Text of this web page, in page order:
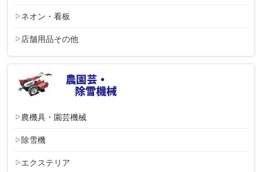
ネオン・看板
店舗用品その他
農機具・園芸機械
除雪機
エクステリア